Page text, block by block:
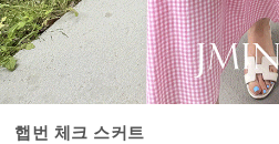
햅번 체크 스커트